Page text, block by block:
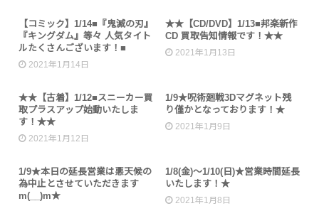
未分類
【コミック】1/14■『鬼滅の刃』
『キングダム』等々 人気タイト
ルたくさんございます！■
2021年1月14日
未分類
★★【CD/DVD】1/13■邦楽新作
CD 買取告知情報です！★★
2021年1月13日
未分類
★★【古着】1/12■スニーカー買
取プラスアップ始動いたしま
す！★★
2021年1月12日
未分類
1/9★呪術廻戦3Dマグネット残
り僅かとなっております！★
2021年1月9日
お知らせ
1/9★本日の延長営業は悪天候の
為中止とさせていただきます
m(__)m★
お知らせ
1/8(金)～1/10(日)★営業時間延長
いたします！★
2021年1月8日